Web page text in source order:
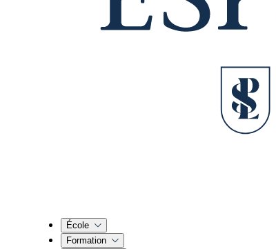
École
Formation